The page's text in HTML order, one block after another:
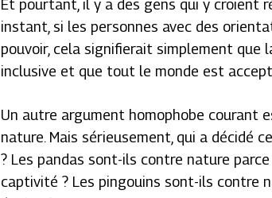
Et pourtant, il y a des gens qui y croient
instant, si les personnes avec des
pouvoir, cela signifierait simplement que
inclusive et que tout le monde est
Un autre argument homophobe courant
nature. Mais sérieusement, qui a décidé
? Les pandas sont-ils contre nature
captivité ? Les pingouins sont-ils contre